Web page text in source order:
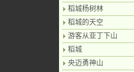
稻城杨树林
稻城的天空
游客从亚丁下山
稻城
央迈勇神山